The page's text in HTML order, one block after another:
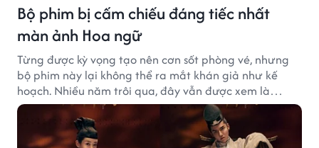
Bộ phim bị cấm chiếu đáng tiếc nhất
màn ảnh Hoa ngữ
Từng được kỳ vọng tạo nên cơn sốt phòng vé, nhưng
bộ phim này lại không thể ra mắt khán giả như kế
hoạch. Nhiều năm trôi qua, đây vẫn được xem là
trường hợp đáng tiếc bậc nhất của màn ảnh Hoa ngữ.